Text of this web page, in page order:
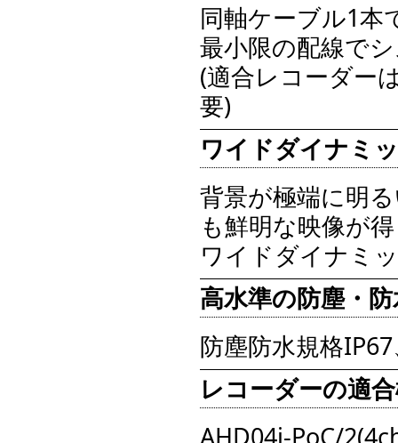
同軸ケーブル1本
最小限の配線で
(適合レコーダー
要)
ワイドダイナミ
背景が極端に明
も鮮明な映像が
ワイドダイナミ
高水準の防塵・
防塵防水規格
レコーダーの適
AHD04i-PoC/